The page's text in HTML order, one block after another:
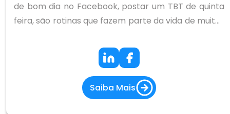
de bom dia no Facebook, postar um TBT de quinta
feira, são rotinas que fazem parte da vida de muitas
Saiba Mais